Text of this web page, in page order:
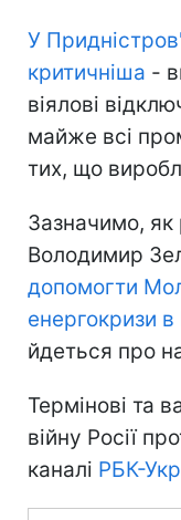
У
критичніша -
віялові
майже всі
тих, що
Зазначимо, як
Володимир
допомогти
енергокризи
йдеться про
Термінові та
війну Росії
каналі РБК-